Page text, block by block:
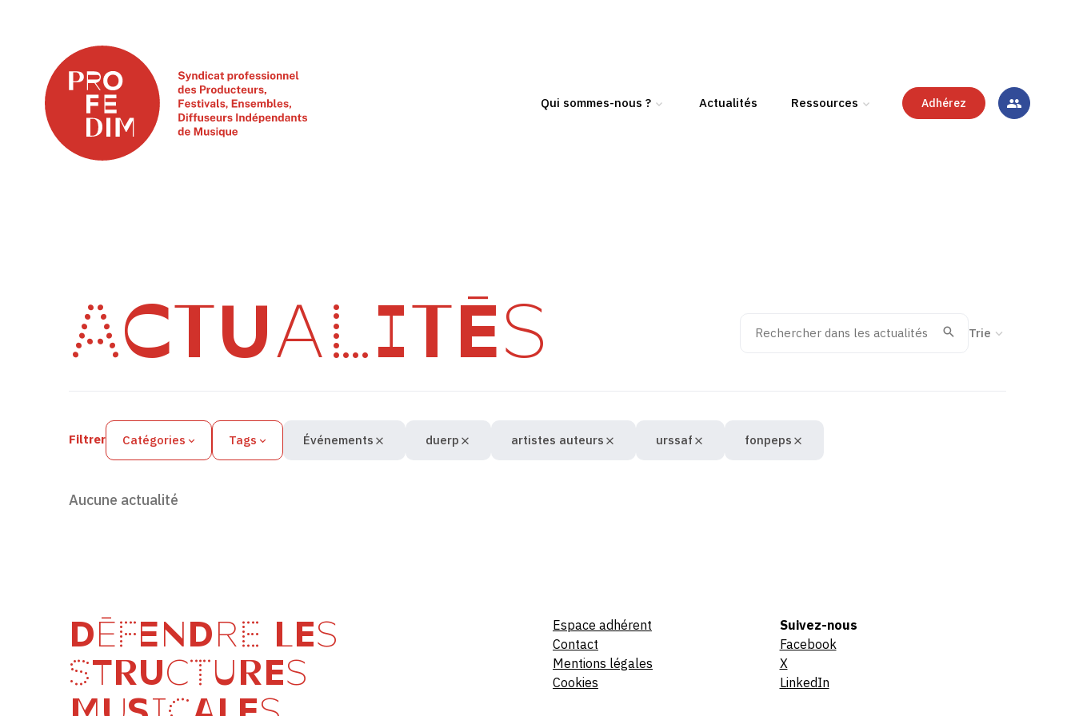
Qui sommes-nous ? Actualités Ressources Adhérez
ACTUALITÉS
Filtres des actualités
Recherche
ValiderTrier la recherche
Filtrer Catégories Tags Événements duerp artistes auteurs urssaf fonpeps
Aucune actualité
DÉFENDRE LES
STRUCTURES
Espace adhérent
Contact
Mentions légales
Cookies
Suivez-nous
Facebook
X
LinkedIn